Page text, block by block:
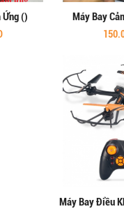
Ứng () Máy Bay
Máy Bay Điều